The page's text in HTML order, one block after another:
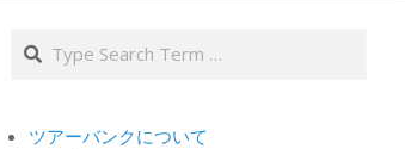
Search
ツアーバンクについて